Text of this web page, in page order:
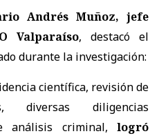
Andrés Muñoz, jefe
Valparaíso, destacó el
durante la investigación:
científica, revisión de
diversas diligencias
análisis criminal, logró